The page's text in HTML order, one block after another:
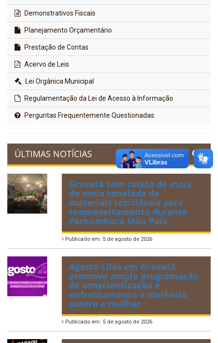
Demonstrativos Fiscais
Planejamento Orçamentário
Prestação de Contas
Acervo de Leis
Lei Orgânica Municipal
Regulamentação da Lei de Acesso à Informação
Perguntas Frequentemente Questionadas
ÚLTIMAS NOTÍCIAS
Gravatá tem coleta de mais
de meia tonelada de
materiais recicláveis para
reaproveitamento durante
Pernambuco Meu País
Publicado em: 5 de agosto de 2026
Agosto Lilás em Gravatá
promove ampla programação
de conscientização e
enfrentamento à violência
contra a mulher
Publicado em: 5 de agosto de 2026